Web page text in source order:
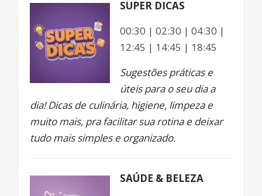
SUPER DICAS
00:30 | 02:30 | 04:30 |
12:45 | 14:45 | 18:45
Sugestões práticas e
úteis para o seu dia a
dia! Dicas de culinária, higiene, limpeza e
muito mais, pra facilitar sua rotina e deixar
tudo mais simples e organizado.
SAÚDE & BELEZA